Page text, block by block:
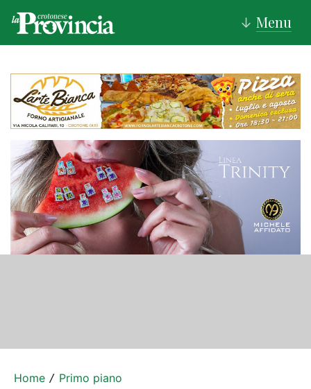
↓ Menu
Home / Primo piano